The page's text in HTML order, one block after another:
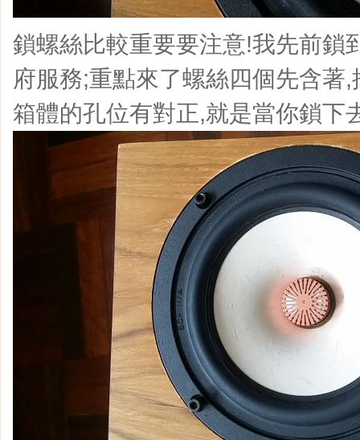
鎖螺絲比較重要要注意!我先前鎖
府服務;重點來了螺絲四個先含著
箱體的孔位有對正,就是當你鎖下